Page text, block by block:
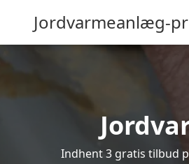
Jordvarmeanlæg-
Indhent 3 gratis tilbud